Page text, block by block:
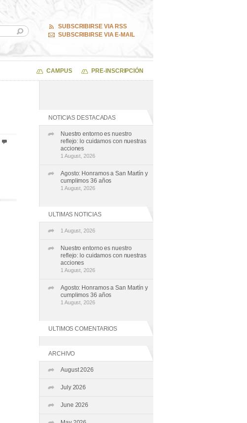
SUBSCRIBIRSE VIA RSS
SUBSCRIBIRSE VIA E-MAIL
CAMPUS PRE-INSCRIPCIÓN
NOTICIAS DESTACADAS
Nuestro entorno es nuestro
reflejo: lo cuidamos con nuestras
acciones
1 August, 2026
Agosto: Honramos a San Martín y
cumplimos 36 años
1 August, 2026
ULTIMAS NOTICIAS
1 August, 2026
Nuestro entorno es nuestro
reflejo: lo cuidamos con nuestras
acciones
1 August, 2026
Agosto: Honramos a San Martín y
cumplimos 36 años
1 August, 2026
ULTIMOS COMENTARIOS
ARCHIVO
August 2026
July 2026
June 2026